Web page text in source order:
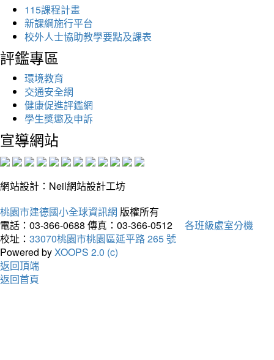
115課程計畫
新課綱施行平台
校外人士協助教學要點及課表
評鑑專區
環境教育
交通安全網
健康促進評鑑網
學生獎懲及申訴
宣導網站
網站設計：Neil網站設計工坊
桃園市建德國小全球資訊網 版權所有
電話：03-366-0688 傳真：03-366-0512
各班級處室分機
校址： 33070桃園市桃園區延平路 265 號
Powered byXOOPS 2.0 (c)
返回頂端
返回首頁